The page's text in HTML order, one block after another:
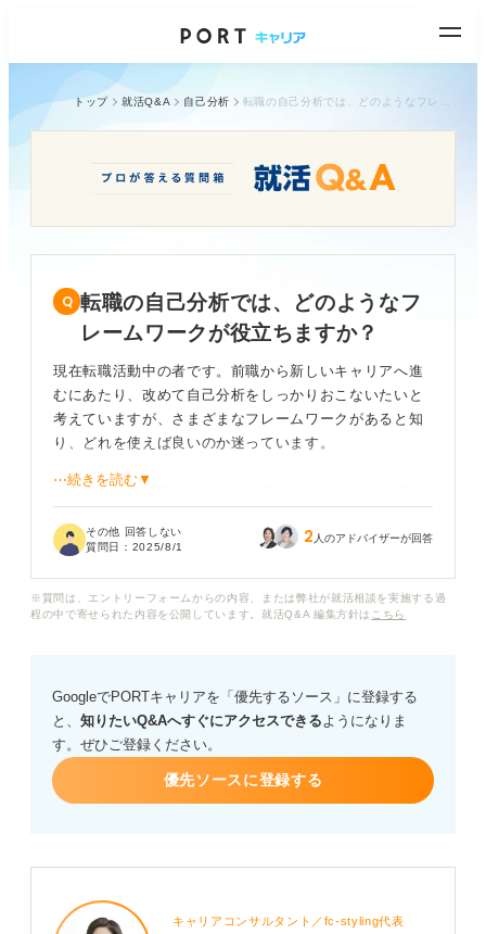
トップ 就活Q&A 自己分析
転職の自己分析では、どのようなフ
レームワークが役立ちますか？
現在転職活動中の者です。前職から新しいキャリアへ進
むにあたり、改めて自己分析をしっかりおこないたいと
考えていますが、さまざまなフレームワークがあると知
り、どれを使えば良いのか迷っています。
過去の経験の棚卸しや、自分の強み・弱み、キャリアの
ームワークを知りたいです。
か、それぞれの特徴や、どのように活用すれば良いのか
ムワークと、それを活用して得られた結果を、職務経歴
書作成や面接対策にどう活かせば良いか、具体的なアド
バイスをお願いいたします。
⋯続きを読む▼
その他 回答しない
質問日： 2025/8/1 2 人のアドバイザーが回答
※質問は、エントリーフォームからの内容、または弊社が就活相談を実施する過
程の中で寄せられた内容を公開しています。就活Q&A 編集方針は こちら
GoogleでPORTキャリアを「優先するソース」に登録する
と、 知りたいQ&Aへすぐにアクセスできるようになりま
す。ぜひご登録ください。
優先ソースに登録する
キャリアコンサルタント／fc-styling代表